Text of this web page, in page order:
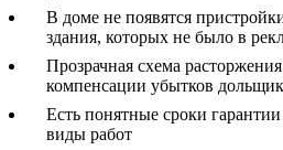
В доме не появятся
здания, которых не было в
Прозрачная схема
компенсации убытков
Есть понятные сроки
виды работ